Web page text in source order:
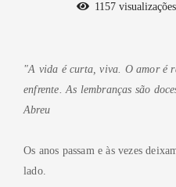
1157 visualizações
"A vida é curta, viva. O amor é
enfrente. As lembranças são
Abreu
Os anos passam e às vezes
lado.